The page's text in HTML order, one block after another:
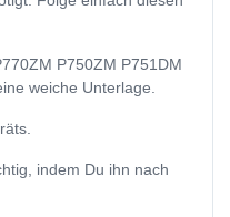
P750ZM P751DM
weiche Unterlage.
indem Du ihn nach